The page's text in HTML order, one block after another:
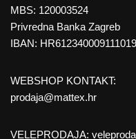
MBS: 120003524
Privredna Banka Zagreb
IBAN:
WEBSHOP KONTAKT:
prodaja@mattex.hr
VELEPRODAJA: